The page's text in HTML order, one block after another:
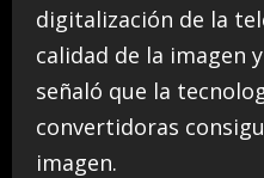
digitalización de la
calidad de la imagen
señaló que la
convertidoras
imagen.